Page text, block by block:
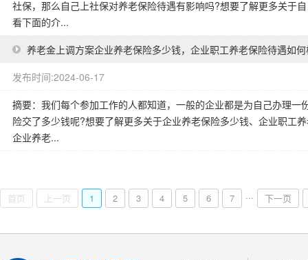
社保，那么自己上社保对养老保险待遇有影响吗?想要了解更多关于
看下面的介...
养老金上调方案企业养老保险多少钱，企业职工养老保险待遇如
发布时间:2024-06-17
摘要：我们每个参加工作的人都知道，一般的企业都是为自己办理
险交了多少钱呢?想要了解更多关于企业养老保险多少钱、企业职工
企业养老...
首页 上一页 1 2 3 4 5 6 7 ... 下一页